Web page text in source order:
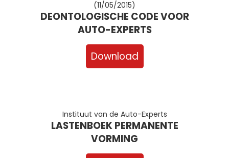
(11/05/2015)
DEONTOLOGISCHE CODE VOOR
AUTO-EXPERTS
Download
Instituut van de Auto-Experts
LASTENBOEK PERMANENTE
VORMING